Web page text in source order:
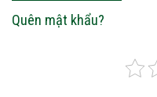
Quên mật khẩu?